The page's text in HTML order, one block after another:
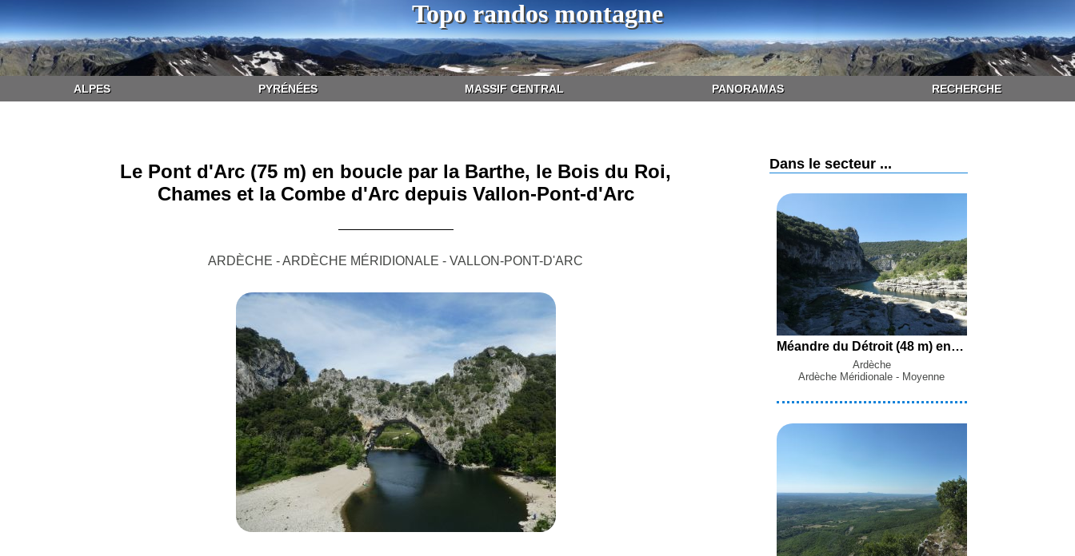
Topo randos montagne
ALPES PYRÉNÉES MASSIF CENTRAL PANORAMAS RECHERCHE
Le Pont d'Arc (75 m) en boucle par la Barthe, le Bois du Roi,
Chames et la Combe d'Arc depuis Vallon-Pont-d'Arc
ARDÈCHE - ARDÈCHE MÉRIDIONALE - VALLON-PONT-D'ARC
Dans le secteur ...
Méandre du Détroit (48 m) en boucle par la Chapelle Saint-Sulpice, la Plaine des Catalans, le Louby et Sauze depuis Saint-Martin-d'Ardèche
Ardèche
Ardèche Méridionale - Moyenne